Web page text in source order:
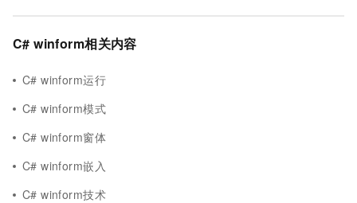
C# winform相关内容
C# winform运行
C# winform模式
C# winform窗体
C# winform嵌入
C# winform技术